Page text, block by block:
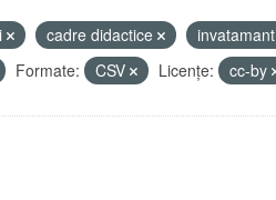
cadre didactice invatamant
Formate: CSV Licenţe: cc-by